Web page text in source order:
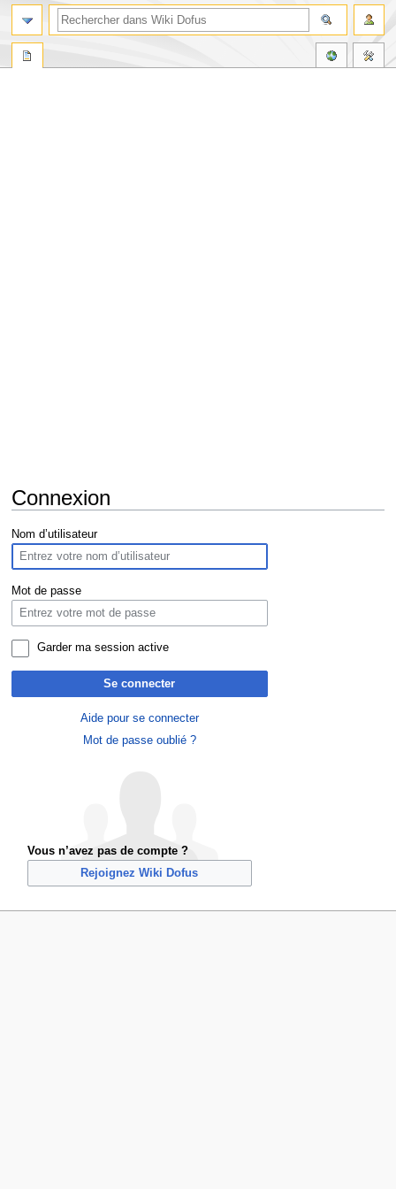
Connexion
Aller
la
navigation
Aller
la
recherche
Nom d’utilisateur
Mot de passe
Garder ma session active
Se connecter
Aide pour se connecter
Mot de passe oublié ?
Vous n’avez pas de compte ?
Rejoignez Wiki Dofus